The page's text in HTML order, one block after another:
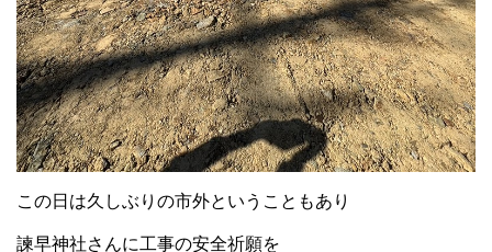
この日は久しぶりの市外ということもあり
諫早神社さんに工事の安全祈願を